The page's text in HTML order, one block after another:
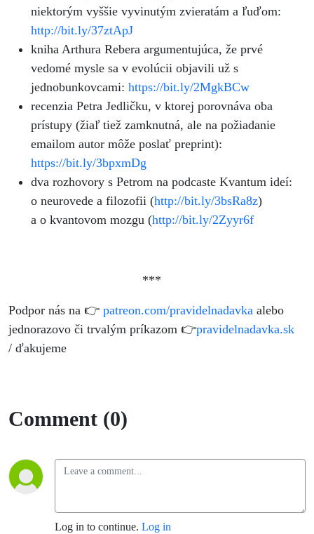
niektorým vyššie vyvinutým zvieratám a ľuďom:
http://bit.ly/37ztApJ
kniha Arthura Rebera argumentujúca, že prvé
vedomé mysle sa v evolúcii objavili už s
jednobunkovcami: https://bit.ly/2MgkBCw
recenzia Petra Jedličku, v ktorej porovnáva oba
prístupy (žiaľ tiež zamknutná, ale na požiadanie
emailom autor môže poslať preprint):
https://bit.ly/3bpxmDg
dva rozhovory s Petrom na podcaste Kvantum ideí:
o neurovede a filozofii (http://bit.ly/3bsRa8z)
a o kvantovom mozgu (http://bit.ly/2Zyyr6f
***
Podpor nás na 👉 patreon.com/pravidelnadavka alebo
jednorazovo či trvalým príkazom 👉pravidelnadavka.sk
/ ďakujeme
Comment (0)
Log in to continue. Log in